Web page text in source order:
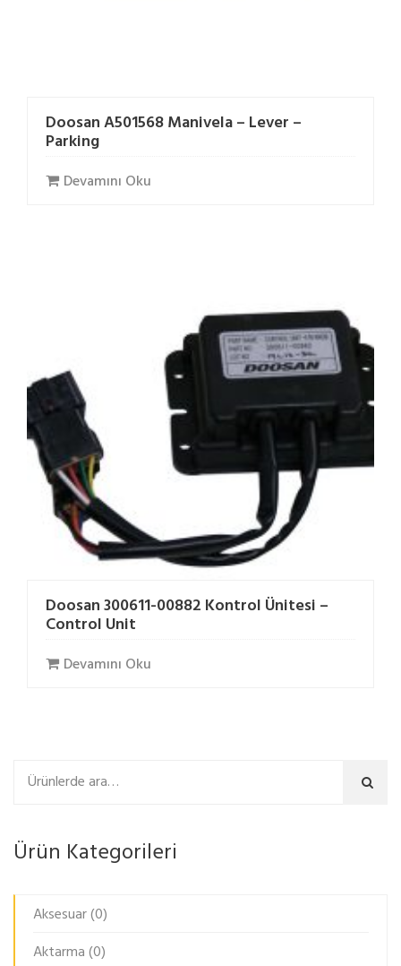
Doosan A501568 Manivela – Lever –
Parking
Devamını Oku
Doosan 300611-00882 Kontrol Ünitesi –
Control Unit
Devamını Oku
Ara
Ürün Kategorileri
Aksesuar(0)
Aktarma(0)